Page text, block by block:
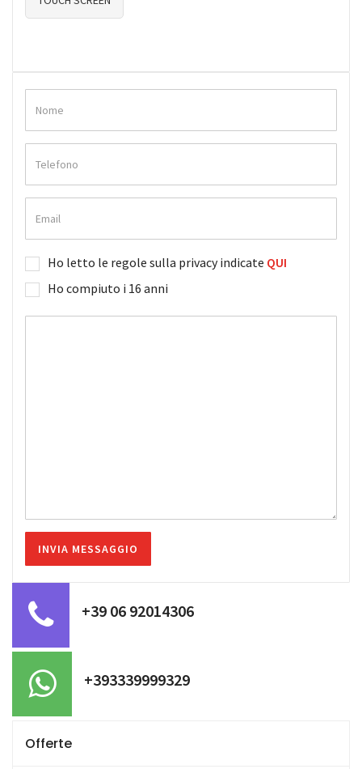
Ho letto le regole sulla privacy indicate QUI
Ho compiuto i 16 anni
+39 06 92014306
+393339999329
Offerte